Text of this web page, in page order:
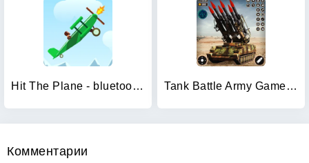
Hit The Plane - bluetooth game Tank Battle Army Games 2023
Комментарии